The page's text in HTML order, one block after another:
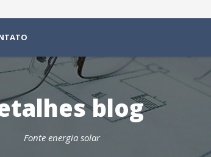
blog
Fonte energia solar